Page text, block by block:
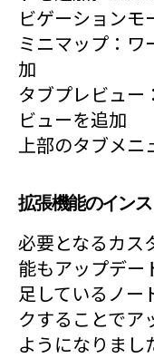
ビゲーション
ミニマップ：ワ
加
タブプレビュー
ビューを追加
上部のタブメニ
拡張機能のイン
必要となるカス
能もアップデー
足しているノー
クすることでア
ようになりまし